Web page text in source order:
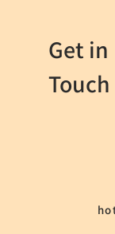
Get in
Touch